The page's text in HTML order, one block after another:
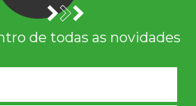
de todas as novidades